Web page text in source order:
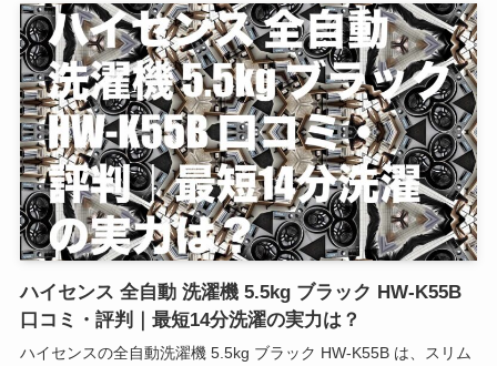
ハイセンス 全自動 洗濯機 5.5kg ブラック HW-K55B
口コミ・評判｜最短14分洗濯の実力は？
ハイセンスの全自動洗濯機 5.5kg ブラック HW-K55B は、スリム